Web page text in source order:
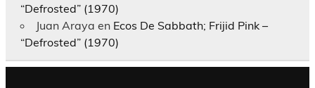
“Defrosted” (1970)
Juan Araya en Ecos De Sabbath; Frijid Pink –
“Defrosted” (1970)